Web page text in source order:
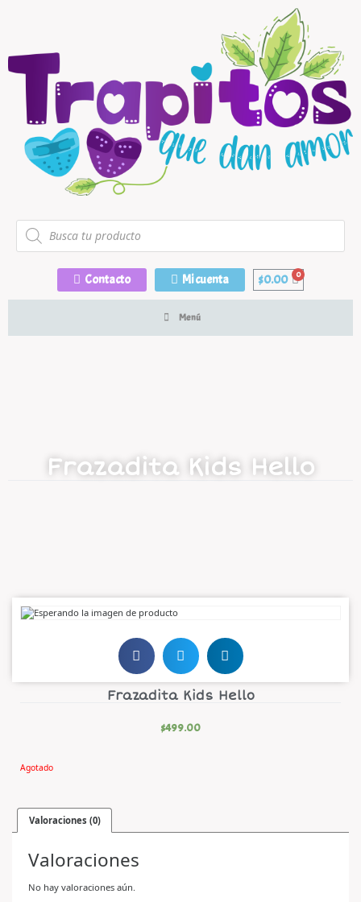
Contacto Mi cuenta $0.00
Menú
Frazadita Kids Hello
Frazadita Kids Hello
$499.00
Agotado
Valoraciones (0)
Valoraciones
No hay valoraciones aún.